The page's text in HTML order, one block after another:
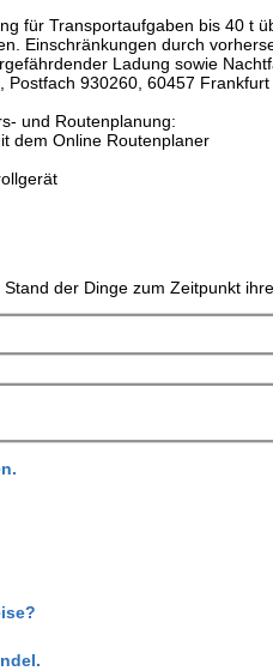
für Transportaufgaben bis 40 t
Einschränkungen durch
Ladung sowie
Postfach 930260, 60457
und Routenplanung:
dem Online Routenplaner
der Dinge zum Zeitpunkt